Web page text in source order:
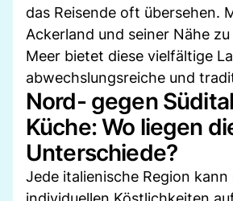
das Reisende oft übersehen.
Ackerland und seiner Nähe
Meer bietet diese vielfältige
abwechslungsreiche und
Nord- gegen
Küche: Wo liegen
Unterschiede?
Jede italienische Region kann